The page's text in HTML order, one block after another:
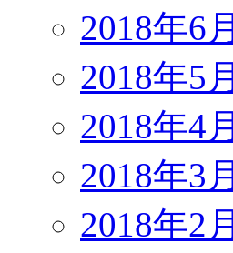
2018年6月
2018年5月
2018年4月
2018年3月
2018年2月